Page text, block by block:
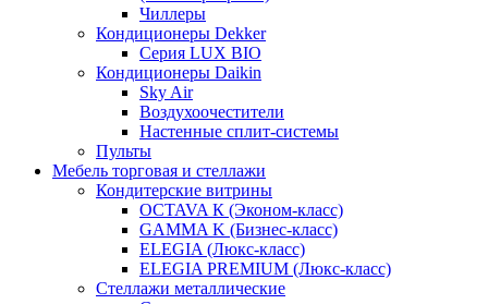
Чиллеры
Кондиционеры Dekker
Серия LUX BIO
Кондиционеры Daikin
Sky Air
Воздухоочестители
Настенные сплит-системы
Пульты
Мебель торговая и стеллажи
Кондитерские витрины
OCTAVA К (Эконом-класс)
GAMMA K (Бизнес-класс)
ELEGIA (Люкс-класс)
ELEGIA PREMIUM (Люкс-класс)
Стеллажи металлические